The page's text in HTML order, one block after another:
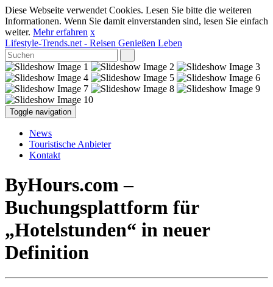
Diese Webseite verwendet Cookies. Lesen Sie bitte die weiteren
Informationen. Wenn Sie damit einverstanden sind, lesen Sie einfach
weiter. Mehr erfahren x
Lifestyle-Trends.net - Reisen Genießen Leben
Toggle navigation
News
Touristische Anbieter
Kontakt
ByHours.com –
Buchungsplattform für
„Hotelstunden“ in neuer
Definition